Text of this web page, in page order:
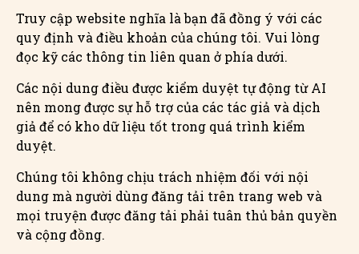
Truy cập website nghĩa là bạn đã đồng ý với các
quy định và điều khoản của chúng tôi. Vui lòng
đọc kỹ các thông tin liên quan ở phía dưới.
Các nội dung điều được kiểm duyệt tự động từ AI
nên mong được sự hỗ trợ của các tác giả và dịch
giả để có kho dữ liệu tốt trong quá trình kiểm
duyệt.
Chúng tôi không chịu trách nhiệm đối với nội
dung mà người dùng đăng tải trên trang web và
mọi truyện được đăng tải phải tuân thủ bản quyền
và cộng đồng.